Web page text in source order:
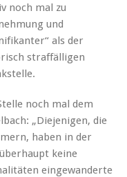
noch mal zu
und
als der
straffälligen
noch mal dem
„Diejenigen, die
haben in der
keine
eingewanderte